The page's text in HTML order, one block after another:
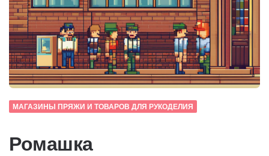
МАГАЗИНЫ ПРЯЖИ И ТОВАРОВ ДЛЯ РУКОДЕЛИЯ
Ромашка